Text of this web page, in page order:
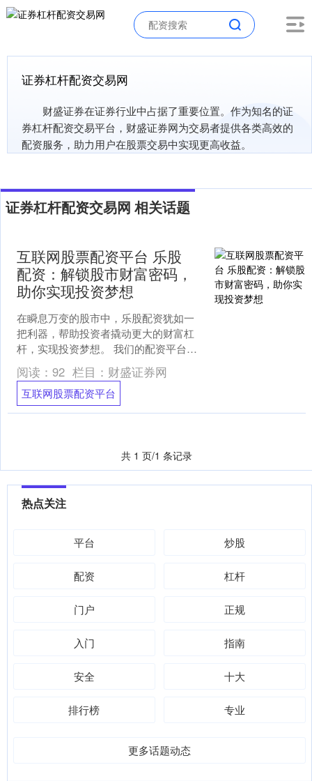
证券杠杆配资交易网
财盛证券在证券行业中占据了重要位置。作为知名的证
券杠杆配资交易平台，财盛证券网为交易者提供各类高效的
配资服务，助力用户在股票交易中实现更高收益。
证券杠杆配资交易网 相关话题
互联网股票配资平台 乐股
配资：解锁股市财富密码，
助你实现投资梦想
在瞬息万变的股市中，乐股配资犹如一
把利器，帮助投资者撬动更大的财富杠
杆，实现投资梦想。 我们的配资平台采
用先进的技术，提供实时行情、交易记
录和资金管理功能。您可....
阅读： 92 栏目： 财盛证券网
互联网股票配资平台
共 1 页/1 条记录
热点关注
平台 炒股
配资 杠杆
门户 正规
入门 指南
安全 十大
排行榜 专业
更多话题动态